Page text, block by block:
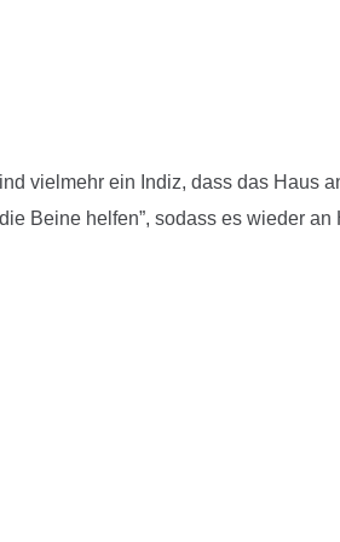
vielmehr ein Indiz, dass das Haus
Beine helfen”, sodass es wieder an